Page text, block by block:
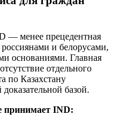
— менее прецедентная
и белорусами,
основаниями. Главная
отдельного
по Казахстану
базой.
принимает IND: